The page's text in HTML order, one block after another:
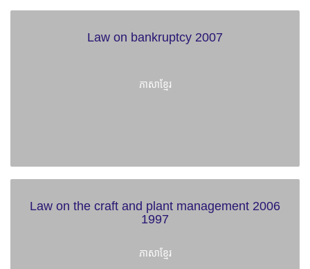
Law on bankruptcy 2007
ភាសាខ្មែរ
Law on the craft and plant management 2006
1997
ភាសាខ្មែរ